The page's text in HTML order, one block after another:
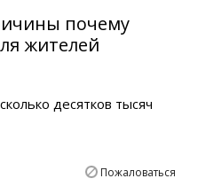
почему
жителей
десятков тысяч
Пожаловаться